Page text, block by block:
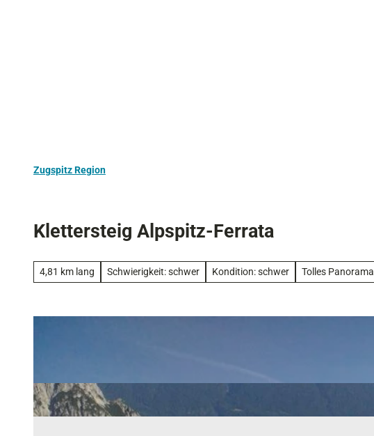
Zugspitz Region
Klettersteig Alpspitz-Ferrata
4,81 km lang Schwierigkeit: schwer Kondition: schwer Tolles Panorama